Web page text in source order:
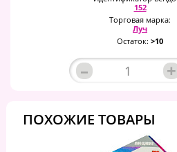
152
Торговая марка:
Луч
Остаток: >10
– +
ПОХОЖИЕ ТОВАРЫ